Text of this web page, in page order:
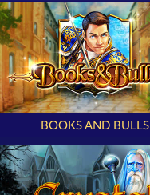
BOOKS AND BULLS